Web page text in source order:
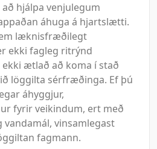
hjálpa venjulegum
áhuga á hjartslætti.
læknisfræðilegt
ekki fagleg ritrýnd
ætlað að koma í stað
löggilta sérfræðinga. Ef þú
áhyggjur,
fyrir veikindum, ert með
vinsamlegast
fagmann.